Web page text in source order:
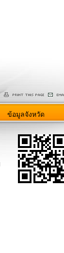
ข้อมูลจังหวัด